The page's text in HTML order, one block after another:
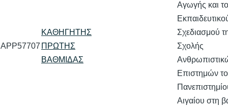
APP57707
ΚΑΘΗΓΗΤΗΣ
ΠΡΩΤΗΣ
ΒΑΘΜΙΔΑΣ
Αγωγής και
Σχεδιασμού
Σχολής
Επιστημών
Αιγαίου στη